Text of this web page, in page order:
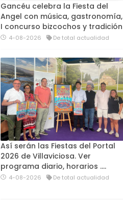
Gancéu celebra la Fiesta del
Angel con música, gastronomía,
I concurso bizcochos y tradición
4-08-2026 De total actualidad
Así serán las Fiestas del Portal
2026 de Villaviciosa. Ver
programa diario, horarios ….
4-08-2026 De total actualidad